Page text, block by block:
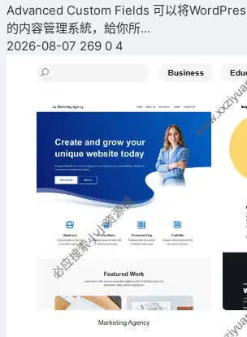
Advanced Custom Fields 可以将
的内容管理系統，給你所...
2026-08-07 269 0 4